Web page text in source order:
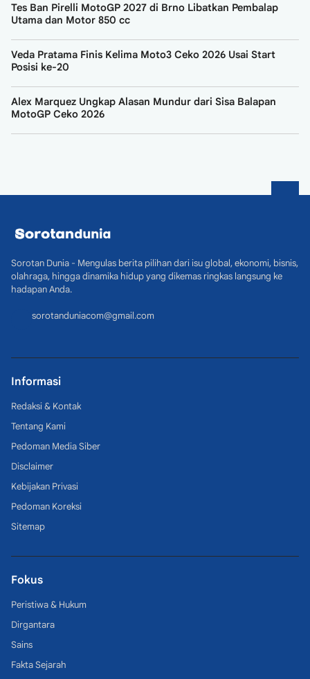
Tes Ban Pirelli MotoGP 2027 di Brno Libatkan Pembalap
Utama dan Motor 850 cc
Veda Pratama Finis Kelima Moto3 Ceko 2026 Usai Start
Posisi ke-20
Alex Marquez Ungkap Alasan Mundur dari Sisa Balapan
MotoGP Ceko 2026
Sorotan Dunia - Mengulas berita pilihan dari isu global, ekonomi, bisnis,
olahraga, hingga dinamika hidup yang dikemas ringkas langsung ke
hadapan Anda.
sorotanduniacom@gmail.com
Informasi
Redaksi & Kontak
Tentang Kami
Pedoman Media Siber
Disclaimer
Kebijakan Privasi
Pedoman Koreksi
Sitemap
Fokus
Peristiwa & Hukum
Dirgantara
Sains
Fakta Sejarah